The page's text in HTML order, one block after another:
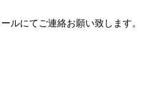
ルにてご連絡お願い致します。